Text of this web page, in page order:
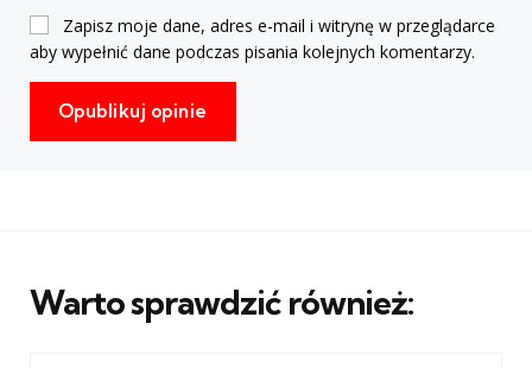
Zapisz moje dane, adres e-mail i witrynę w przeglądarce
aby wypełnić dane podczas pisania kolejnych komentarzy.
Warto sprawdzić również: